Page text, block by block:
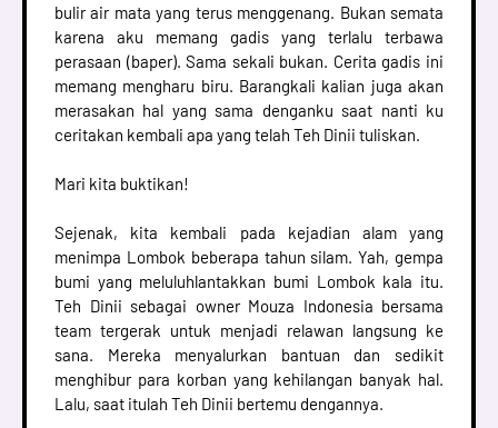
bulir air mata yang terus menggenang. Bukan semata
karena aku memang gadis yang terlalu terbawa
perasaan (baper). Sama sekali bukan. Cerita gadis ini
memang mengharu biru. Barangkali kalian juga akan
merasakan hal yang sama denganku saat nanti ku
ceritakan kembali apa yang telah Teh Dinii tuliskan.
Mari kita buktikan!
Sejenak, kita kembali pada kejadian alam yang
menimpa Lombok beberapa tahun silam. Yah, gempa
bumi yang meluluhlantakkan bumi Lombok kala itu.
Teh Dinii sebagai owner Mouza Indonesia bersama
team tergerak untuk menjadi relawan langsung ke
sana. Mereka menyalurkan bantuan dan sedikit
menghibur para korban yang kehilangan banyak hal.
Lalu, saat itulah Teh Dinii bertemu dengannya.